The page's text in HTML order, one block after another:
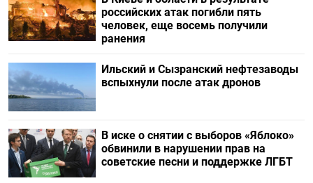
российских атак погибли пять
человек, еще восемь получили
ранения
Ильский и Сызранский нефтезаводы
вспыхнули после атак дронов
В иске о снятии с выборов «Яблоко»
обвинили в нарушении прав на
советские песни и поддержке ЛГБТ